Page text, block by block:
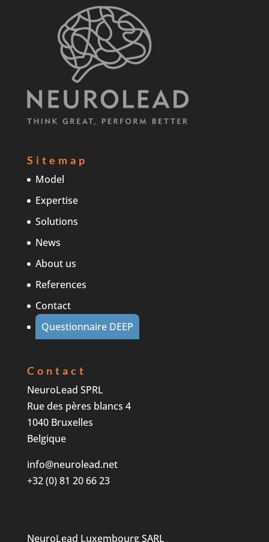
Sitemap
Model
Expertise
Solutions
News
About us
References
Contact
Questionnaire DEEP
Contact
NeuroLead SPRL
Rue des pères blancs 4
1040 Bruxelles
Belgique
info@neurolead.net
+32 (0) 81 20 66 23
NeuroLead Luxembourg SARL